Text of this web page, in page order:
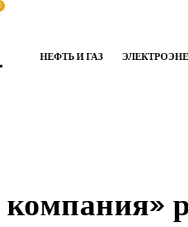
НЕФТЬ И ГАЗ
компания»